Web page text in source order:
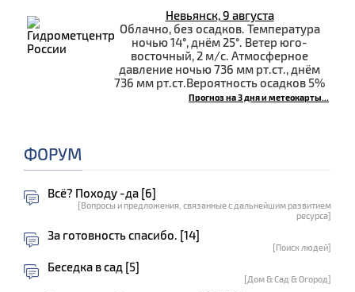
Невьянск, 9 августа
Облачно, без осадков. Температура
ночью 14°, днём 25°. Ветер юго-
восточный, 2 м/с. Атмосферное
давление ночью 736 мм рт.ст., днём
736 мм рт.ст.Вероятность осадков 5%
Прогноз на 3 дня и метеокарты...
ФОРУМ
Всё? Походу -да [6]
[Вопросы и предложения, связанные с дальнейшим развитием
ресурса]
За готовность спасибо. [14]
[Поиск людей]
Беседка в сад [5]
[Дом & Сад & Огород]